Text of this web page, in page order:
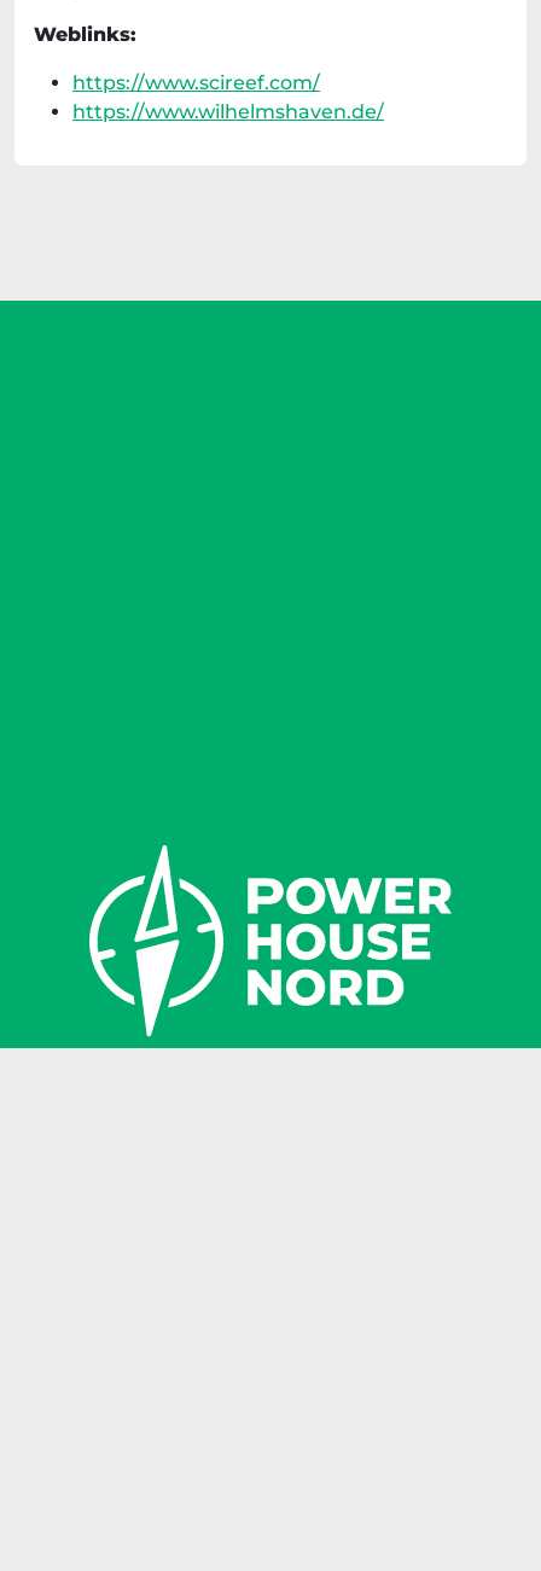
Weblinks:
https://www.scireef.com/
https://www.wilhelmshaven.de/